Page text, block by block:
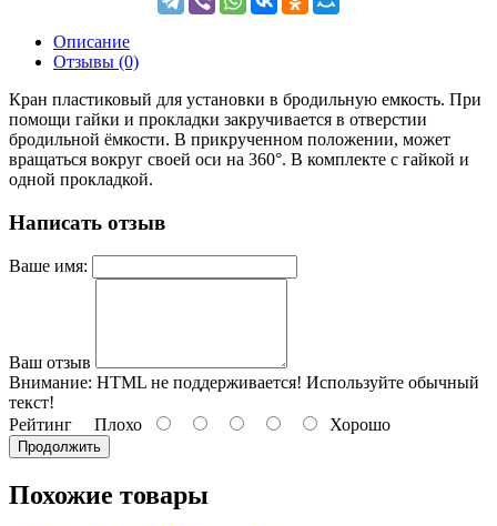
Описание
Отзывы (0)
Кран пластиковый для установки в бродильную емкость. При
помощи гайки и прокладки закручивается в отверстии
бродильной ёмкости. В прикрученном положении, может
вращаться вокруг своей оси на 360°. В комплекте с гайкой и
одной прокладкой.
Написать отзыв
Ваше имя:
Ваш отзыв
Внимание: HTML не поддерживается! Используйте обычный
текст!
Рейтинг Плохо Хорошо
Продолжить
Похожие товары